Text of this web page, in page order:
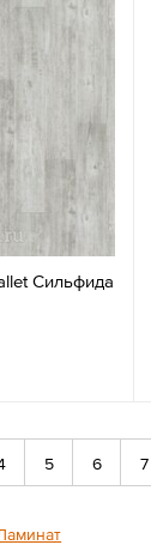
Сильфида
5 6 7